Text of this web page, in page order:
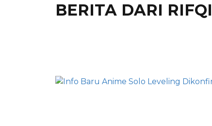
BERITA DARI